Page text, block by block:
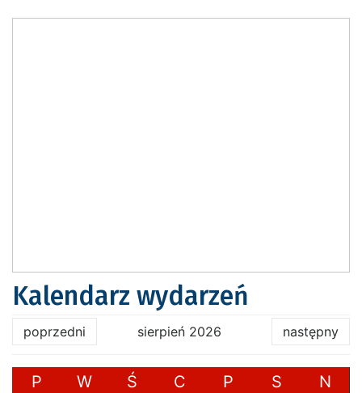
Kalendarz wydarzeń
poprzedni sierpień 2026 następny
P W Ś C P S N